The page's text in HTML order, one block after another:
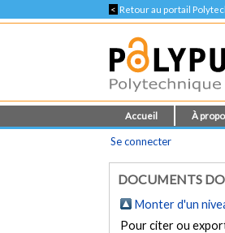
< Retour au portail
Accueil À
Se connecter
DOCUMENTS
Monter d'un
Pour citer ou